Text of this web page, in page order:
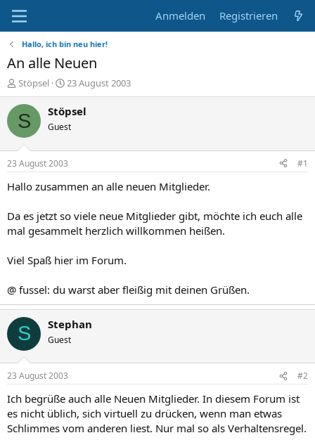
Anmelden Registrieren
Hallo, ich bin neu hier!
An alle Neuen
E
r
s
t
e
r
Stöpsel
E
r
s
t
e
l
t
a
23 August 2003
S Stöpsel
Guest
23 August 2003 #1
Hallo zusammen an alle neuen Mitglieder.
Da es jetzt so viele neue Mitglieder gibt, möchte ich euch alle
mal gesammelt herzlich willkommen heißen.
Viel Spaß hier im Forum.
@ fussel: du warst aber fleißig mit deinen Grüßen.
S Stephan
Guest
23 August 2003 #2
Ich begrüße auch alle Neuen Mitglieder. In diesem Forum ist
es nicht üblich, sich virtuell zu drücken, wenn man etwas
Schlimmes vom anderen liest. Nur mal so als Verhaltensregel.